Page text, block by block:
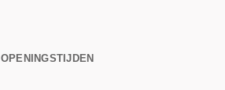
OPENINGSTIJDEN